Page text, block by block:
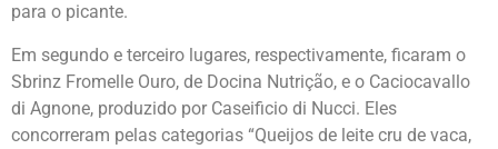
para o picante.
Em segundo e terceiro lugares, respectivamente, ficaram o
Sbrinz Fromelle Ouro, de Docina Nutrição, e o Caciocavallo
di Agnone, produzido por Caseificio di Nucci. Eles
concorreram pelas categorias “Queijos de leite cru de vaca,